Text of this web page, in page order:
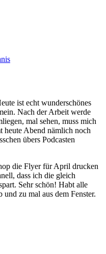
ist echt wunderschönes
Nach der Arbeit werde
mal sehen, muss mich
heute Abend nämlich noch
übers Podcasten
die Flyer für April drucken
dass ich die gleich
Sehr schön! Habt alle
und zu mal aus dem Fenster.